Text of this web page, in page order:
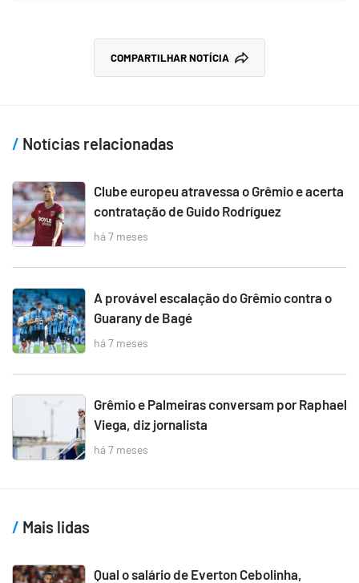
COMPARTILHAR NOTÍCIA
Notícias relacionadas
Clube europeu atravessa o Grêmio e acerta
contratação de Guido Rodríguez
há 7 meses
A provável escalação do Grêmio contra o
Guarany de Bagé
há 7 meses
Grêmio e Palmeiras conversam por Raphael
Viega, diz jornalista
há 7 meses
Mais lidas
Qual o salário de Everton Cebolinha,